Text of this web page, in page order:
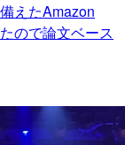
えたAmazon
ので論文ベース